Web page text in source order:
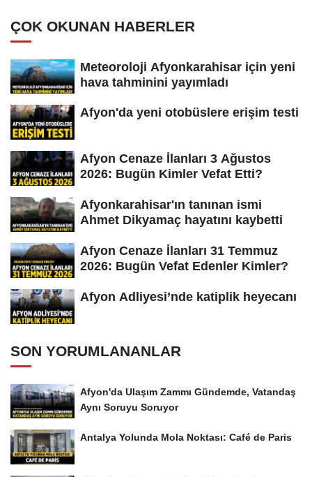
ÇOK OKUNAN HABERLER
Meteoroloji Afyonkarahisar için yeni
hava tahminini yayımladı
Afyon'da yeni otobüslere erişim testi
Afyon Cenaze İlanları 3 Ağustos
2026: Bugün Kimler Vefat Etti?
Afyonkarahisar'ın tanınan ismi
Ahmet Dikyamaç hayatını kaybetti
Afyon Cenaze İlanları 31 Temmuz
2026: Bugün Vefat Edenler Kimler?
Afyon Adliyesi’nde katiplik heyecanı
SON YORUMLANANLAR
Afyon'da Ulaşım Zammı Gündemde, Vatandaş
Aynı Soruyu Soruyor
Antalya Yolunda Mola Noktası: Café de Paris